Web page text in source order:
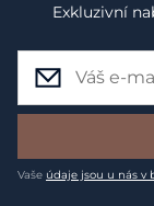
Exkluzivní
Vaše údaje jsou u nás v